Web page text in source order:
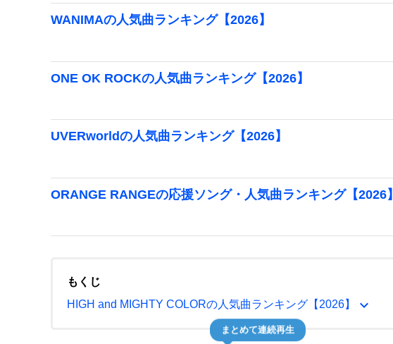
WANIMAの人気曲ランキング【2026】
ONE OK ROCKの人気曲ランキング【2026】
UVERworldの人気曲ランキング【2026】
ORANGE RANGEの応援ソング・人気曲ランキング【2026】
もくじ
HIGH and MIGHTY COLORの人気曲ランキング【2026】
expand_more
まとめて連続再生